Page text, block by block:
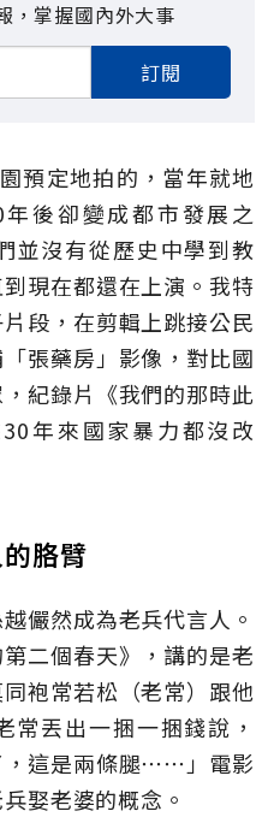
，掌握國內外大事
訂閱
預定地拍的，當年就地
後卻變成都市發展之
並沒有從歷史中學到教
現在都還在上演。我特
段，在剪輯上跳接公民
張藥房」影像，對比國
紀錄片《我們的那時此
年來國家暴力都沒改
胳臂
儼然成為老兵代言人。
二個春天》，講的是老
袍常若松（老常）跟他
常丟出一捆一捆錢說，
，這是兩條腿⋯⋯」電影
娶老婆的概念。